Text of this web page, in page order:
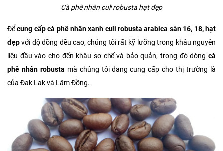
Cà phê nhân culi robusta hạt đẹp
Đểcung cấp cà phê nhân xanh culi robusta arabica sàn 16, 18, hạt
đẹpvới độ đồng đều cao, chúng tôi rất kỹ lưỡng trong khâu nguyên
liệu đầu vào cho đến khâu sơ chế và bảo quản, trong đó dòng cà
phê nhân robusta mà chúng tôi đang cung cấp cho thị trường là
của Đak Lak và Lâm Đồng.